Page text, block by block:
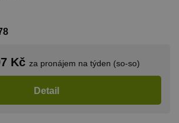
Kč za pronájem na týden (so-so)
Detail